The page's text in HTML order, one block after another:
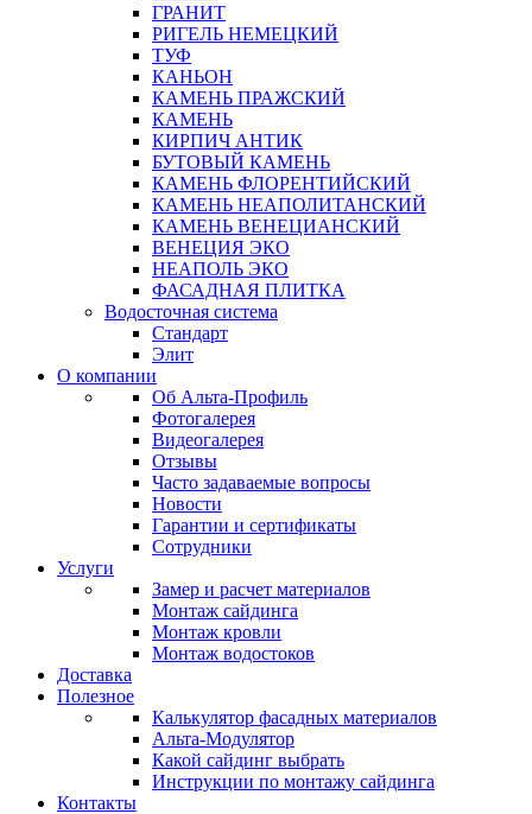
ГРАНИТ
РИГЕЛЬ НЕМЕЦКИЙ
ТУФ
КАНЬОН
КАМЕНЬ ПРАЖСКИЙ
КАМЕНЬ
КИРПИЧ АНТИК
БУТОВЫЙ КАМЕНЬ
КАМЕНЬ ФЛОРЕНТИЙСКИЙ
КАМЕНЬ НЕАПОЛИТАНСКИЙ
КАМЕНЬ ВЕНЕЦИАНСКИЙ
ВЕНЕЦИЯ ЭКО
НЕАПОЛЬ ЭКО
ФАСАДНАЯ ПЛИТКА
Водосточная система
Стандарт
Элит
О компании
Об Альта-Профиль
Фотогалерея
Видеогалерея
Отзывы
Часто задаваемые вопросы
Новости
Гарантии и сертификаты
Сотрудники
Услуги
Замер и расчет материалов
Монтаж сайдинга
Монтаж кровли
Монтаж водостоков
Доставка
Полезное
Калькулятор фасадных материалов
Альта-Модулятор
Какой сайдинг выбрать
Инструкции по монтажу сайдинга
Контакты